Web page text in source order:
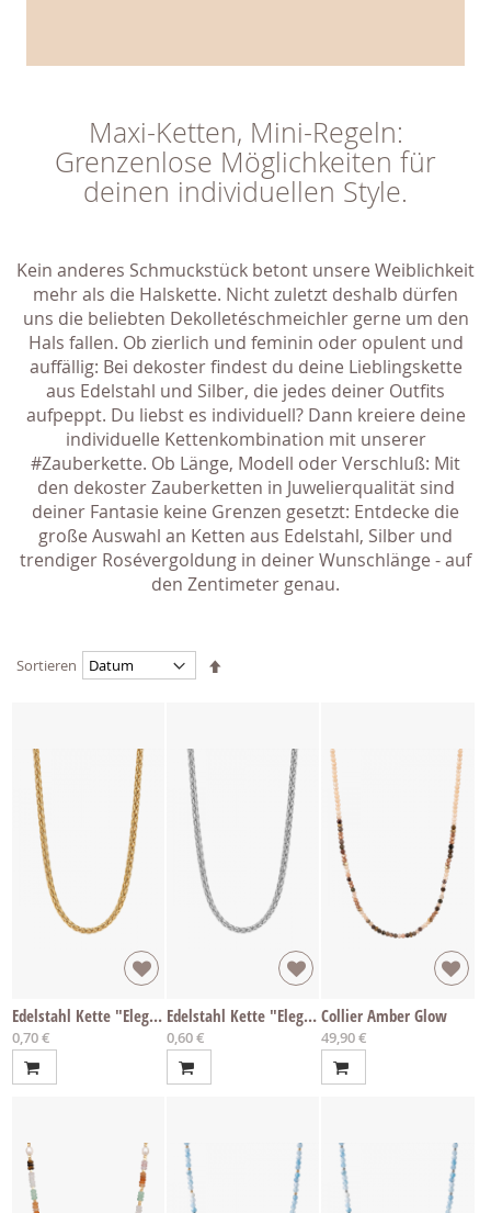
Maxi-Ketten, Mini-Regeln:
Grenzenlose Möglichkeiten für
deinen individuellen Style.
Kein anderes Schmuckstück betont unsere Weiblichkeit
mehr als die Halskette. Nicht zuletzt deshalb dürfen
uns die beliebten Dekolletéschmeichler gerne um den
Hals fallen. Ob zierlich und feminin oder opulent und
auffällig: Bei dekoster findest du deine Lieblingskette
aus Edelstahl und Silber, die jedes deiner Outfits
aufpeppt. Du liebst es individuell? Dann kreiere deine
individuelle Kettenkombination mit unserer
#Zauberkette. Ob Länge, Modell oder Verschluß: Mit
den dekoster Zauberketten in Juwelierqualität sind
deiner Fantasie keine Grenzen gesetzt: Entdecke die
große Auswahl an Ketten aus Edelstahl, Silber und
trendiger Rosévergoldung in deiner Wunschlänge - auf
den Zentimeter genau.
Sortieren
Absteigend
Edelstahl Kette "Elegance S" per cm
0,70 €
Edelstahl Kette "Elegance S" per cm
0,60 €
Collier Amber Glow
49,90 €